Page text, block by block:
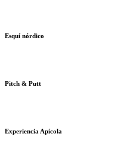
Esquí nórdico
Pitch & Putt
Experiencia Apícola